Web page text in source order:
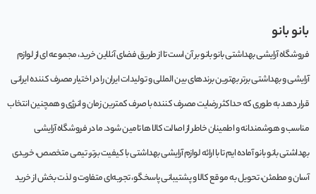
بانو بانو
فروشگاه آرایشی بهداشتی بانو بانو بر آن است تا از طریق فضای آنلاین خرید، مجموعه‌ ای از لوازم
آرایشی و بهداشتی برتر بهترین برندهای بین المللی و تولیدات ایران را در اختیار مصرف کننده ایرانی
قرار دهد به طوری که حداکثر رضایت مصرف کننده با صرف کمترین زمان و انرژی و همچنین انتخاب
مناسب و هوشمندانه و اطمینان خاطر از اصالت کالا ها تامین شود. ما در فروشگاه آرایشی
بهداشتی بانو بانو آماده ایم تا با ارائه لوازم آرایشی بهداشتی با کیفیت برتر، تیمی متخصص، خریدی
آسان و مطمئن، تحویل به موقع کالا و پشتیبانی پاسخگو، تجربه‌ای متفاوت و لذت بخش از خرید